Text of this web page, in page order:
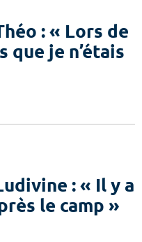
: « Lors de
que je n’étais
: « Il y a
le camp »